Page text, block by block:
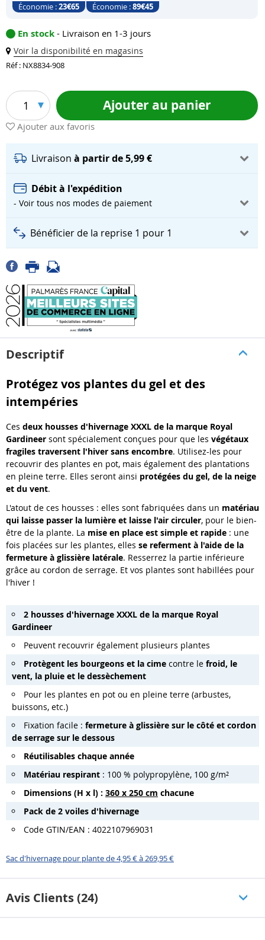
Économie :23€65 Économie :89€45
En stock - Livraison en 1-3 jours
Voir la disponibilité en magasins
Réf : NX8834-908
1 Ajouter au panier
Ajouter aux favoris
Livraison à partir de 5,99 €
Débit à l'expédition
- Voir tous nos modes de paiement
Bénéficier de la reprise 1 pour 1
Descriptif
Protégez vos plantes du gel et des
intempéries
Ces deux housses d'hivernage XXXL de la marque Royal
Gardineer sont spécialement conçues pour que les végétaux
fragiles traversent l'hiver sans encombre. Utilisez-les pour
recouvrir des plantes en pot, mais également des plantations
en pleine terre. Elles seront ainsi protégées du gel, de la neige
et du vent.
L'atout de ces housses : elles sont fabriquées dans un matériau
qui laisse passer la lumière et laisse l'air circuler, pour le bien-
être de la plante. La mise en place est simple et rapide : une
fois placées sur les plantes, elles se referment à l'aide de la
fermeture à glissière latérale. Resserrez la partie inférieure
grâce au cordon de serrage. Et vos plantes sont habillées pour
l'hiver !
2 housses d'hivernage XXXL de la marque Royal
Gardineer
Peuvent recouvrir également plusieurs plantes
Protègent les bourgeons et la cime contre le froid, le
vent, la pluie et le dessèchement
Pour les plantes en pot ou en pleine terre (arbustes,
buissons, etc.)
Fixation facile : fermeture à glissière sur le côté et cordon
de serrage sur le dessous
Réutilisables chaque année
Matériau respirant : 100 % polypropylène, 100 g/m²
Dimensions (H x l) : 360 x 250 cm chacune
Pack de 2 voiles d'hivernage
Code GTIN/EAN : 4022107969031
Sac d'hivernage pour plante de 4,95 € à 269,95 €
Avis Clients (24)